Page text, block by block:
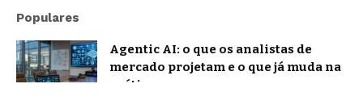
Populares
Agentic AI: o que os analistas de
mercado projetam e o que já muda na
prática